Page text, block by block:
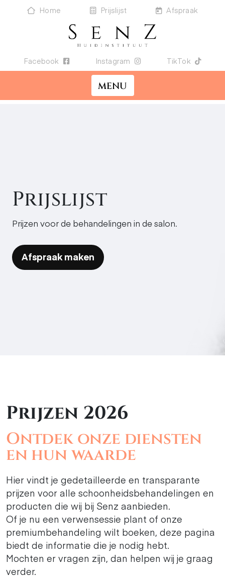
Home Prijslijst Afspraak
Facebook Instagram TikTok
MENU
Prijslijst
Prijzen voor de behandelingen in de salon.
Afspraak maken
Prijzen 2026
Ontdek onze diensten
en hun waarde
Hier vindt je gedetailleerde en transparante
prijzen voor alle schoonheidsbehandelingen en
producten die wij bij Senz aanbieden.
Of je nu een verwensessie plant of onze
premiumbehandeling wilt boeken, deze pagina
biedt de informatie die je nodig hebt.
Mochten er vragen zijn, dan helpen wij je graag
verder.